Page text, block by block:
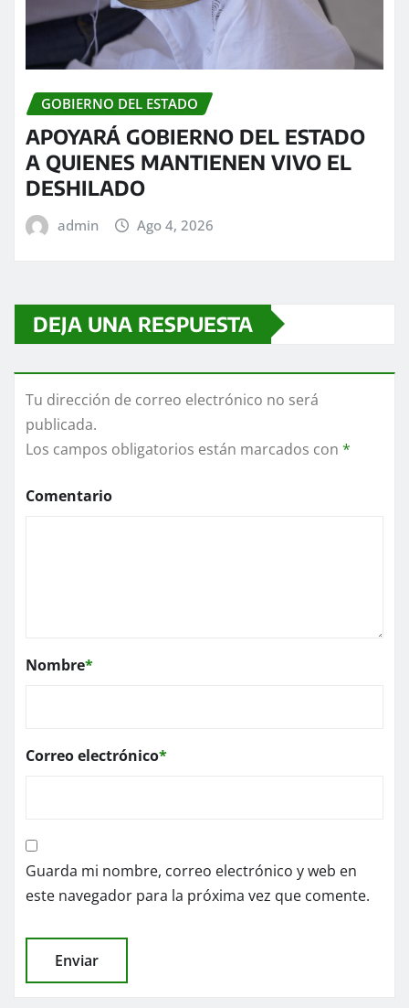
GOBIERNO DEL ESTADO
APOYARÁ GOBIERNO DEL ESTADO
A QUIENES MANTIENEN VIVO EL
DESHILADO
admin Ago 4, 2026
DEJA UNA RESPUESTA
Tu dirección de correo electrónico no será
publicada.
Los campos obligatorios están marcados con *
Comentario
Nombre*
Correo electrónico*
Guarda mi nombre, correo electrónico y web en
este navegador para la próxima vez que comente.